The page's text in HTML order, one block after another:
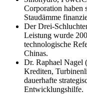
Corporation haben
Staudämme
Der Drei-
Leistung wurde
technologische
Chinas.
Dr. Raphael Nagel
Krediten,
dauerhafte
Entwicklungshilfe.